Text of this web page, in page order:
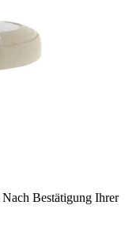
Nach Bestätigung Ihrer